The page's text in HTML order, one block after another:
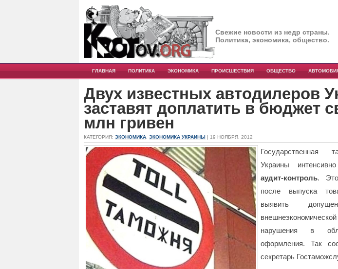
Свежие новости из недр страны.
Политика, экономика, общество.
ГЛАВНАЯ ПОЛИТИКА ЭКОНОМИКА ПРОИСШЕСТВИЯ ОБЩЕСТВО
Двух известных автодилеров
заставят доплатить в бюджет
млн гривен
КАТЕГОРИЯ: ЭКОНОМИКА ЭКОНОМИКА УКРАИНЫ | 19 НОЯБРЯ, 2012
Государственная
Украины
аудит-контроль.
после выпуска
выявить
нарушения в
оформления. Так
секретарь